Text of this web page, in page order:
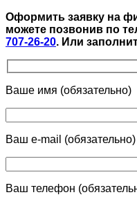
Оформить заявку на
можете позвонив по
707-26-20. Или
Ваше имя (обязательно)
Ваш e-mail (обязательно)
Ваш телефон